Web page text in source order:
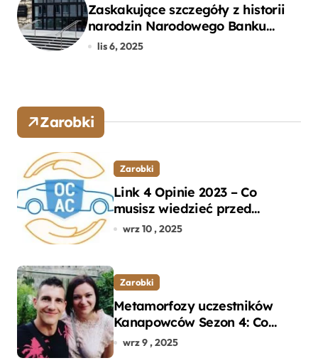
Zaskakujące szczegóły z historii
narodzin Narodowego Banku
Polskiego, o których mogłeś nie
lis 6, 2025
Zarobki
Zarobki
Link 4 Opinie 2023 – Co
musisz wiedzieć przed
wyborem ubezpieczenia OC i
wrz 10 , 2025
Zarobki
Metamorfozy uczestników
Kanapowców Sezon 4: Co
naprawdę zaskoczyło
wrz 9 , 2025